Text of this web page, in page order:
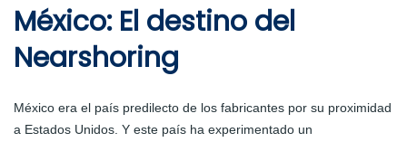
México: El destino del
Nearshoring
México era el país predilecto de los fabricantes por su proximidad
a Estados Unidos. Y este país ha experimentado un